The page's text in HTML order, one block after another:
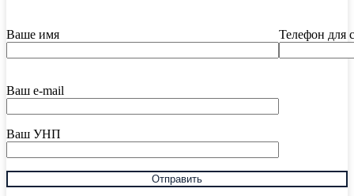
Ваше имя Телефон для
Ваш e-mail
Ваш УНП